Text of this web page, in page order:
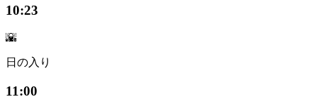
10:23
🌇
日の入り
11:00